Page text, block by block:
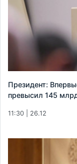
Президент:
превысил 145
11:30 | 26.12